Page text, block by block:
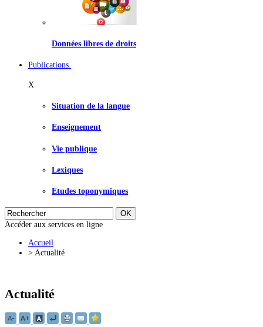
Données libres de droits
Publications
X
Situation de la langue
Enseignement
Vie publique
Lexiques
Etudes toponymiques
Accéder aux services en ligne
Accueil
>Actualité
Actualité